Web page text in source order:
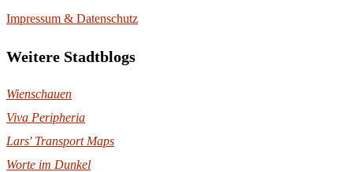
Impressum & Datenschutz
Weitere Stadtblogs
Wienschauen
Viva Peripheria
Lars' Transport Maps
Worte im Dunkel